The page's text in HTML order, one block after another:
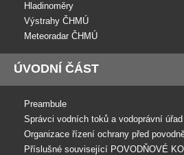
Hladinoměry
Výstrahy ČHMÚ
Meteoradar ČHMÚ
ÚVODNÍ ČÁST
Preambule
Správci vodních toků a vodoprávní úřad
Organizace řízení ochrany před
Příslušné související POVODŇOVÉ